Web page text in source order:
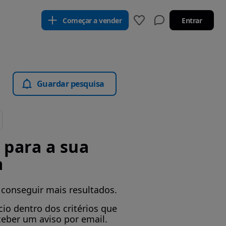
Começar a vender Entrar
Guardar pesquisa
a sua
mais resultados.
dentro dos critérios que
um aviso por email.